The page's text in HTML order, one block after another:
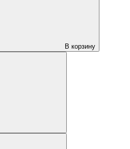
В корзину